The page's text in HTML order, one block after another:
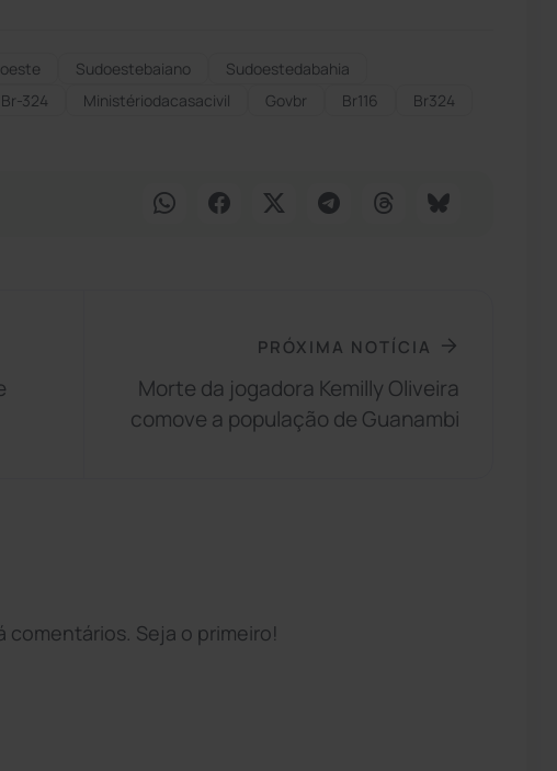
Sudoestebaiano
Sudoestedabahia
Br-324 Ministériodacasacivil Govbr Br116 Br324
PRÓXIMA NOTÍCIA
Morte da jogadora Kemilly Oliveira
comove a população de Guanambi
comentários. Seja o primeiro!